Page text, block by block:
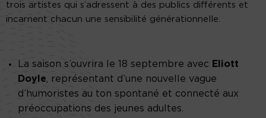
trois artistes qui s’adressent à des publics différents et
incarnent chacun une sensibilité générationnelle.
La saison s’ouvrira le 18 septembre avec Eliott
Doyle , représentant d’une nouvelle vague
d’humoristes au ton spontané et connecté aux
préoccupations des jeunes adultes.